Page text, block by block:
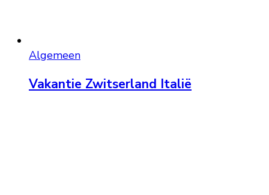
Algemeen
Vakantie Zwitserland Italië